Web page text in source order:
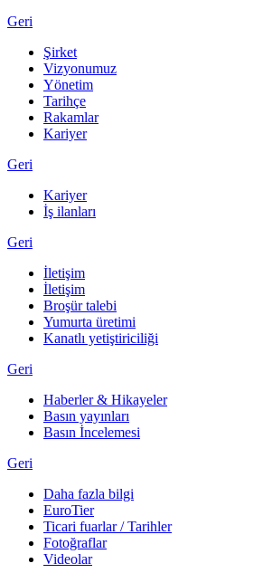
Geri
Şirket
Vizyonumuz
Yönetim
Tarihçe
Rakamlar
Kariyer
Geri
Kariyer
İş ilanları
Geri
İletişim
İletişim
Broşür talebi
Yumurta üretimi
Kanatlı yetiştiriciliği
Geri
Haberler & Hikayeler
Basın yayınları
Basın İncelemesi
Geri
Daha fazla bilgi
EuroTier
Ticari fuarlar / Tarihler
Fotoğraflar
Videolar